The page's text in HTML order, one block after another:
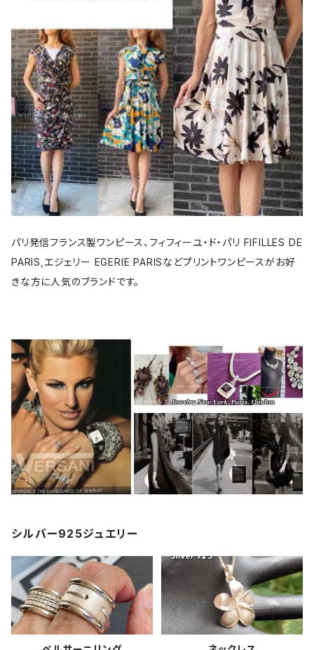
パリ発信フランス製ワンピース、フィフィーユ・ド・パリ FIFILLES DE
PARIS,エジェリー EGERIE PARISなどプリントワンピースがお好
きな方に人気のブランドです。
シルバー925ジュエリー